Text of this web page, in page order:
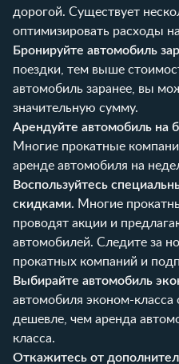
дорогой. Существует
оптимизировать расходы
Бронируйте автомобиль
поездки, тем выше
автомобиль заранее, вы
значительную сумму.
Арендуйте автомобиль на
Многие прокатные
аренде автомобиля на
Воспользуйтесь
скидками. Многие
проводят акции и
автомобилей. Следите за
прокатных компаний и
Выбирайте автомобиль
автомобиля эконом-класса
дешевле, чем аренда
класса.
Откажитесь от